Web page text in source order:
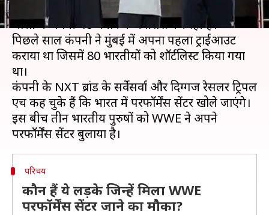
विश्व की सबसे बड़ी रेसलिंग प्रमोशन WWE लंबे समय से
भारत में अपनी पैठ बनाने की कोशिश कर रही है।
पिछले साल कंपनी ने मुंबई में अपना पहला ट्राईआउट
कराया था जिसमें 80 भारतीयों को शॉर्टलिस्ट किया गया
था।
कंपनी के NXT ब्रांड के सर्वेसर्वा और दिग्गज रेसलर ट्रिपल
एच कह चुके हैं कि भारत में परफॉर्मेंस सेंटर खोले जाएंगे।
इस बीच तीन भारतीय पुरुषों को WWE ने अपने
परिचय
कौन हैं ये लड़के जिन्हें मिला WWE
परफॉर्मेंस सेंटर जाने का मौका?